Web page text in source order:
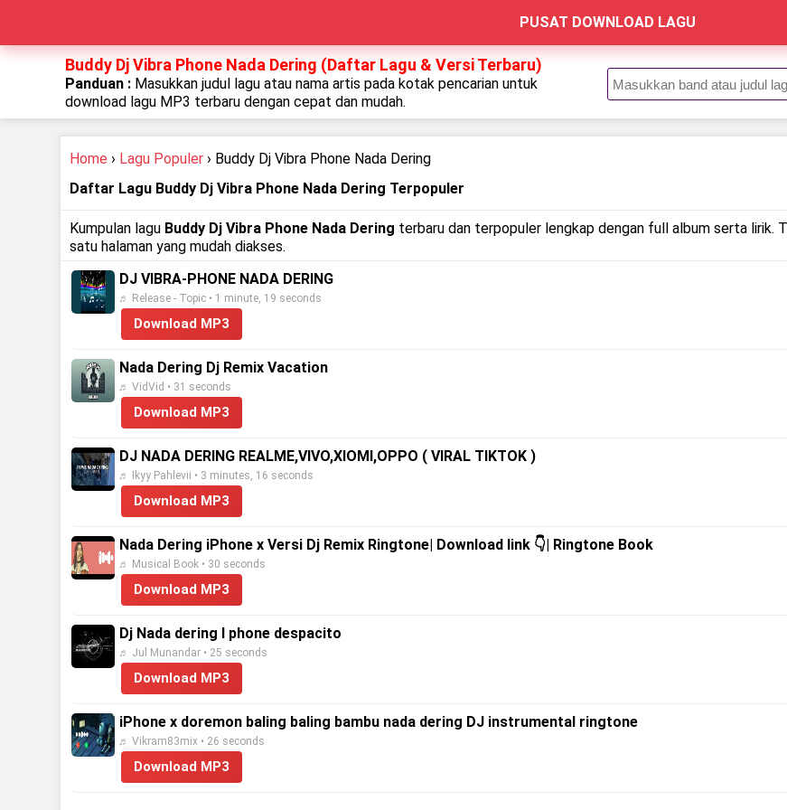
PUSAT DOWNLOAD LAGU
Buddy Dj Vibra Phone Nada Dering (Daftar Lagu & Versi Terbaru)
Panduan : Masukkan judul lagu atau nama artis pada kotak pencarian untuk
download lagu MP3 terbaru dengan cepat dan mudah.
Home › Lagu Populer › Buddy Dj Vibra Phone Nada Dering
Daftar Lagu Buddy Dj Vibra Phone Nada Dering Terpopuler
Kumpulan lagu Buddy Dj Vibra Phone Nada Dering terbaru dan terpopuler lengkap dengan full album serta lirik.
satu halaman yang mudah diakses.
DJ VIBRA-PHONE NADA DERING
♬ Release - Topic • 1 minute, 19 seconds
Download MP3
Nada Dering Dj Remix Vacation
♬ VidVid • 31 seconds
Download MP3
DJ NADA DERING REALME,VIVO,XIOMI,OPPO ( VIRAL TIKTOK )
♬ Ikyy Pahlevii • 3 minutes, 16 seconds
Download MP3
Nada Dering iPhone x Versi Dj Remix Ringtone| Download link 👇| Ringtone Book
♬ Musical Book • 30 seconds
Download MP3
Dj Nada dering I phone despacito
♬ Jul Munandar • 25 seconds
Download MP3
iPhone x doremon baling baling bambu nada dering DJ instrumental ringtone
♬ Vikram83mix • 26 seconds
Download MP3